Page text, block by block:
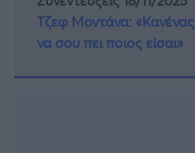
Τζεφ Μοντάνα:
να σου πει ποιος είσαι»